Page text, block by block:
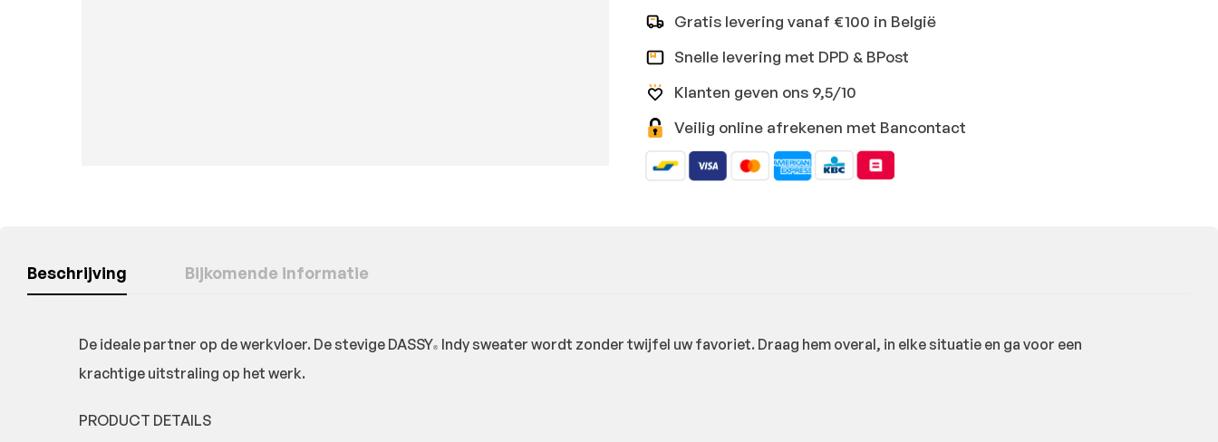
Gratis levering vanaf €100 in België
Snelle levering met DPD & BPost
Klanten geven ons 9,5/10
Veilig online afrekenen met Bancontact
Beschrijving Bijkomende informatie
De ideale partner op de werkvloer. De stevige DASSY®
Indy sweater wordt zonder twijfel uw favoriet. Draag hem overal, in elke situatie en ga voor een
krachtige uitstraling op het werk.
PRODUCT DETAILS